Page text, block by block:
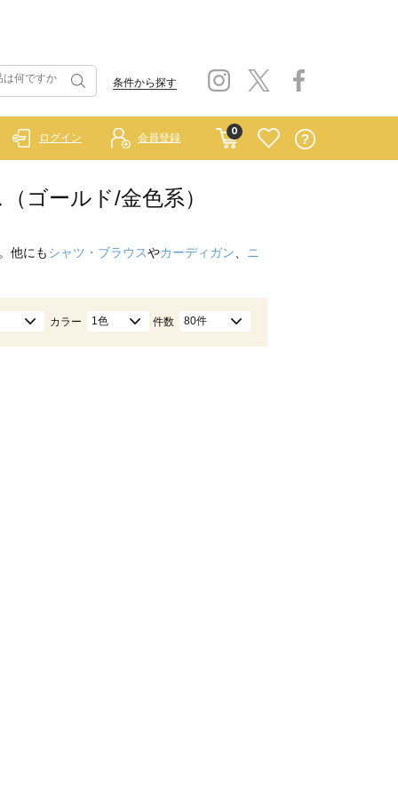
条件から探す
0
ログイン 会員登録
ゴールド/金色系）
他にもシャツ・ブラウスやカーディガン
ニ
カラー 1色 件数 80件